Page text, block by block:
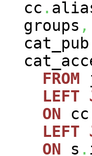
cc .
groups ,
cat_pub
FROM
LEFT
ON cc
LEFT
ON s .